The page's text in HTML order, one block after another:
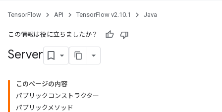
TensorFlow API TensorFlow v2.10.1 Java
この情報は役に立ちましたか？
Server
このページの内容
パブリックコンストラクター
パブリックメソッド